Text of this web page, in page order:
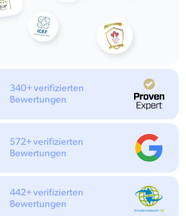
340+ verifizierten
Bewertungen
572+ verifizierten
Bewertungen
442+ verifizierten
Bewertungen